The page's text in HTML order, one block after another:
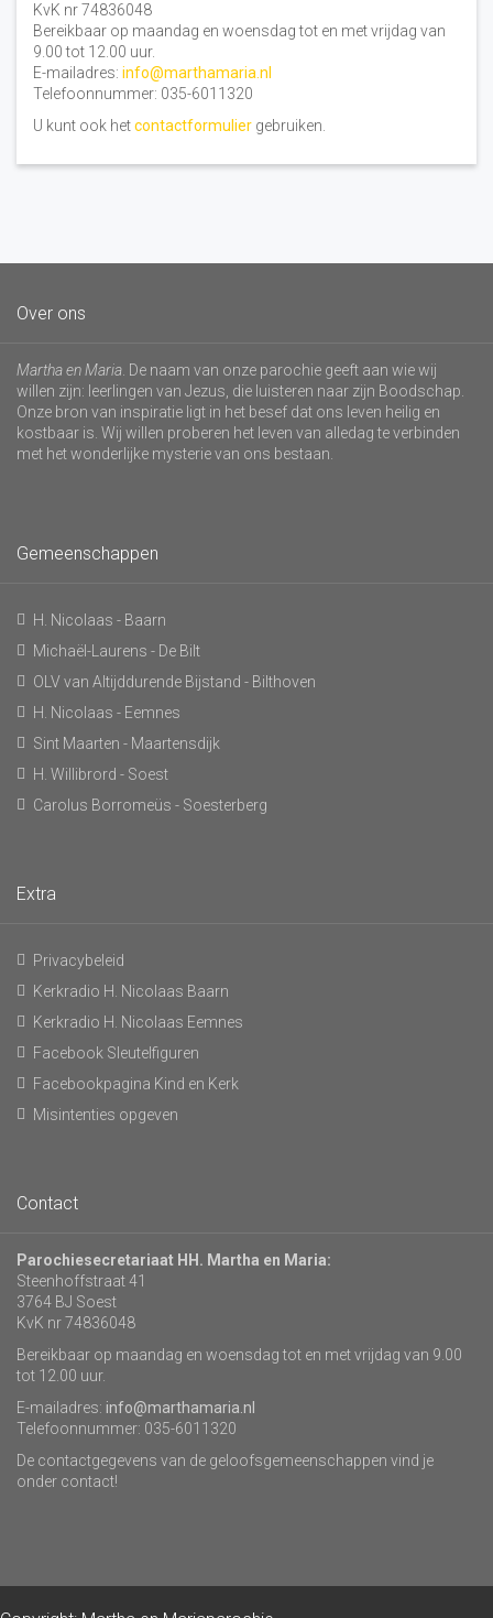
KvK nr 74836048
Bereikbaar op maandag en woensdag tot en met vrijdag van
9.00 tot 12.00 uur.
E-mailadres: info@marthamaria.nl
Telefoonnummer: 035-6011320
U kunt ook hetcontactformulier gebruiken.
Over ons
Martha en Maria . De naam van onze parochie geeft aan wie wij
willen zijn: leerlingen van Jezus, die luisteren naar zijn Boodschap.
Onze bron van inspiratie ligt in het besef dat ons leven heilig en
kostbaar is. Wij willen proberen het leven van alledag te verbinden
met het wonderlijke mysterie van ons bestaan.
Gemeenschappen
H. Nicolaas - Baarn
Michaël-Laurens - De Bilt
OLV van Altijddurende Bijstand - Bilthoven
H. Nicolaas - Eemnes
Sint Maarten - Maartensdijk
H. Willibrord - Soest
Carolus Borromeüs - Soesterberg
Extra
Privacybeleid
Kerkradio H. Nicolaas Baarn
Kerkradio H. Nicolaas Eemnes
Facebook Sleutelfiguren
Facebookpagina Kind en Kerk
Misintenties opgeven
Contact
Parochiesecretariaat HH. Martha en Maria:
Steenhoffstraat 41
3764 BJ Soest
KvK nr 74836048
Bereikbaar op maandag en woensdag tot en met vrijdag van 9.00
tot 12.00 uur.
E-mailadres: info@marthamaria.nl
Telefoonnummer: 035-6011320
De contactgegevens van de geloofsgemeenschappen vind je
onder contact!